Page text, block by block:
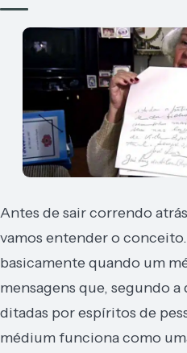
Antes de sair correndo
vamos entender o
basicamente quando um
mensagens que, segundo
ditadas por espíritos de
médium funciona como